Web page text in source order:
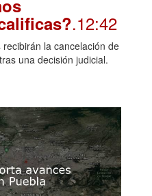
.12:42
la cancelación de
una decisión judicial.